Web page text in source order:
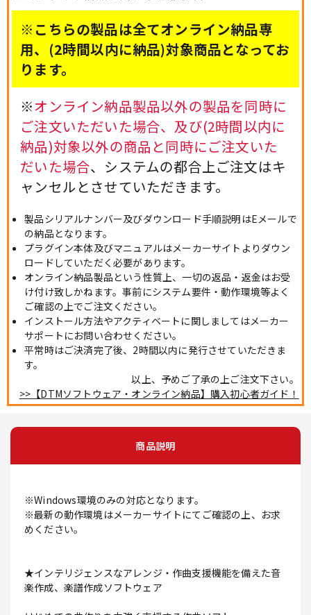
※こちらの製品は全てオンライン納品専
用、(2時間以内に納品)対象商品となってお
ります。
※オンライン納品製品以外の製品を同時に
ご注文いただいた場合、及び(2時間以内に
納品)対象以外の商品と同時にご注文いた
だいた場合、システムの都合上ご注文はキ
ャンセルとさせていただきます。
製品シリアルナンバー及びダウンロード手順説明はEメールで
の納品となります。
プラグイン本体及びマニュアルはメーカーサイトよりダウン
ロードしていただく必要があります。
オンライン納品製品という性質上、一切の返品・返金はお受
け付け致しかねます。事前にシステム要件・動作環境等よく
ご確認の上でご注文ください。
インストール方法やアクティベートに関しましてはメーカー
サポートにお問い合わせください。
平常時はご決済完了後、2時間以内に発行させていただきま
す。
以上、予めご了承の上ご注文下さい。
>>【DTMソフトウェア・オンライン納品】購入初心者ガイド！
商品説明
※Windows環境のみの対応となります。
※最新の動作環境はメーカーサイトにてご確認の上、お求
めください。
★インテリジェンスなアレンジ・作曲支援機能を備えた音
楽作成、楽譜作成ソフトウェア